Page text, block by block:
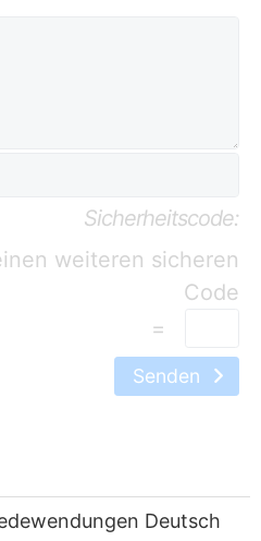
Sicherheitscode:
=
Senden
Deutsch